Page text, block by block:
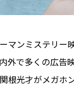
マンミステリー
外で多くの広
根光才がメガホ